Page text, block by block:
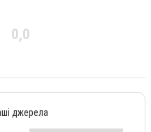
0,0
джерела